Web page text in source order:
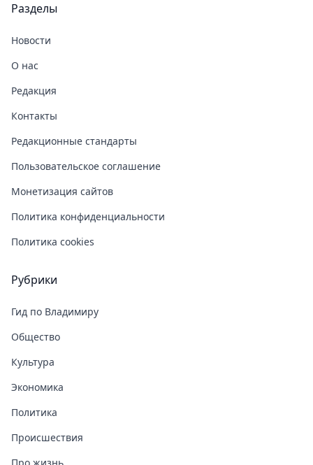
Разделы
Новости
О нас
Редакция
Контакты
Редакционные стандарты
Пользовательское соглашение
Монетизация сайтов
Политика конфиденциальности
Политика cookies
Рубрики
Гид по Владимиру
Общество
Культура
Экономика
Политика
Происшествия